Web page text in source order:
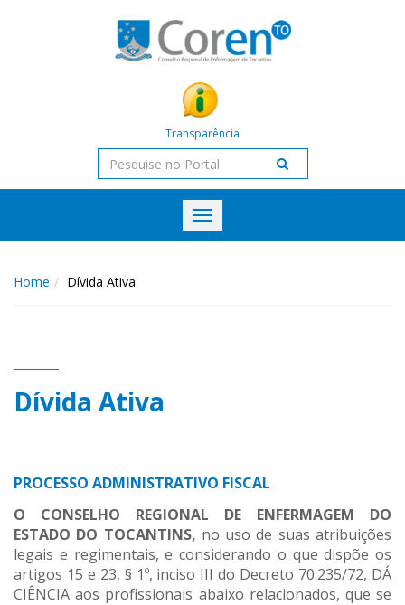
Transparência
Toggle
navigation
Home Dívida Ativa
Dívida Ativa
PROCESSO ADMINISTRATIVO FISCAL
O CONSELHO REGIONAL DE ENFERMAGEM DO
ESTADO DO TOCANTINS, no uso de suas atribuições
legais e regimentais, e considerando o que dispõe os
artigos 15 e 23, § 1º, inciso III do Decreto 70.235/72, DÁ
CIÊNCIA aos profissionais abaixo relacionados, que se